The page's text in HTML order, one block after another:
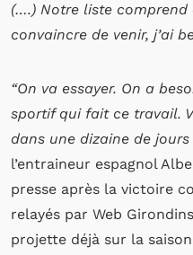
(….) Notre liste
convaincre de venir, j’ai
“On va essayer. On a
sportif qui fait ce travail.
dans une dizaine de jours
l’entraineur espagnol
presse après la victoire
relayés par Web
projette déjà sur la